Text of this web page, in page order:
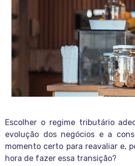
Escolher o regime tributário
evolução dos negócios e a
momento certo para reavaliar e,
hora de fazer essa transição?